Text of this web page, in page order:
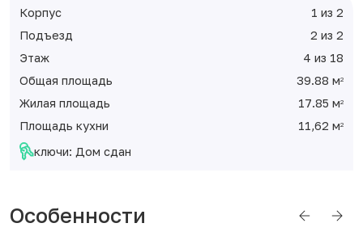
Корпус
1 из 2
Подъезд
2 из 2
Этаж
4 из 18
Общая площадь
39.88 м2
Жилая площадь 17.85 м2
Площадь кухни 11,62 м2
ключи: Дом сдан
Особенности